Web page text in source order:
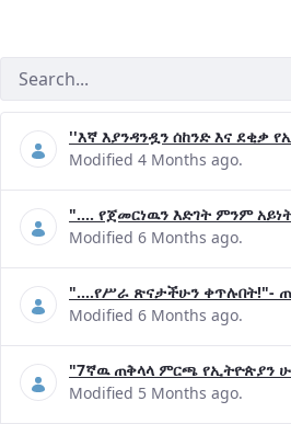
''እኛ እያንዳንዷን ሰከንድ እና ደቂቃ
Modified 4 Months ago.
".... የጀመርነዉን እድገት ምንም
Modified 6 Months ago.
"....የሥራ ጽናታችሁን ቀጥሉበት!"-
Modified 6 Months ago.
"7ኛዉ ጠቅላላ ምርጫ የኢትዮጵያን
Modified 5 Months ago.